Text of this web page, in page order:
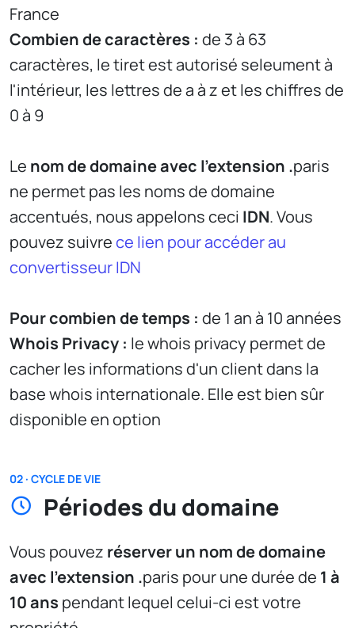
France
Combien de caractères : de 3 à 63
caractères, le tiret est autorisé seleument à
l'intérieur, les lettres de a à z et les chiffres de
0 à 9
Le nom de domaine avec l'extension .paris
ne permet pas les noms de domaine
accentués, nous appelons ceci IDN. Vous
pouvez suivrece lien pour accéder au
convertisseur IDN
Pour combien de temps : de 1 an à 10 années
Whois Privacy : le whois privacy permet de
cacher les informations d'un client dans la
base whois internationale. Elle est bien sûr
disponible en option
02 · CYCLE DE VIE
Périodes du domaine
Vous pouvez réserver un nom de domaine
avec l'extension .paris pour une durée de 1 à
10 ans pendant lequel celui-ci est votre